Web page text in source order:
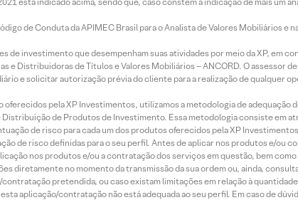
de Conduta da APIMEC Brasil para o Analista de Valores Mobiliários e
investimento que desempenham suas atividades por meio da XP, em
Distribuidoras de Títulos e Valores Mobiliários – ANCORD. O assessor
e solicitar autorização prévia do cliente para a realização de qualquer
pela XP Investimentos, utilizamos a metodologia de adequação
de Produtos de Investimento. Essa metodologia consiste em
de risco para cada um dos produtos oferecidos pela XP
de risco definidas para o seu perfil. Antes de aplicar nos produtos e/ou
nos produtos e/ou a contratação dos serviços em questão, bem
diretamente no momento da transmissão da sua ordem ou, ainda,
pretendida, ou caso existam limitações em relação à
aplicação/contratação não está adequada ao seu perfil. Em caso de